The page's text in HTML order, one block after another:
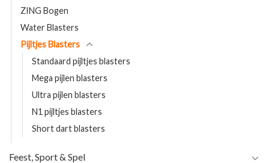
ZING Bogen
Water Blasters
Pijltjes Blasters
Standaard pijltjes blasters
Mega pijlen blasters
Ultra pijlen blasters
N1 pijltjes blasters
Short dart blasters
Feest, Sport & Spel